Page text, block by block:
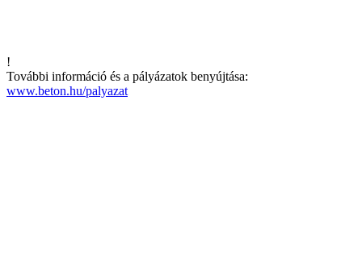
!
További információ és a pályázatok benyújtása:
www.beton.hu/palyazat